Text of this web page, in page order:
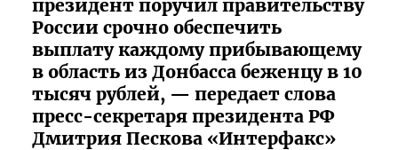
президент поручил правительству
России срочно обеспечить
выплату каждому прибывающему
в область из Донбасса беженцу в 10
тысяч рублей, — передает слова
пресс-секретаря президента РФ
Дмитрия Пескова «Интерфакс»